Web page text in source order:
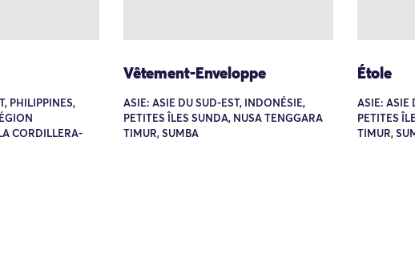
PHILIPPINES,
CORDILLERA-
Vêtement-Enveloppe
ASIE: ASIE DU SUD-EST, INDONÉSIE,
PETITES ÎLES SUNDA, NUSA TENGGARA
TIMUR, SUMBA
Étole
ASIE: ASIE
PETITES
TIMUR,